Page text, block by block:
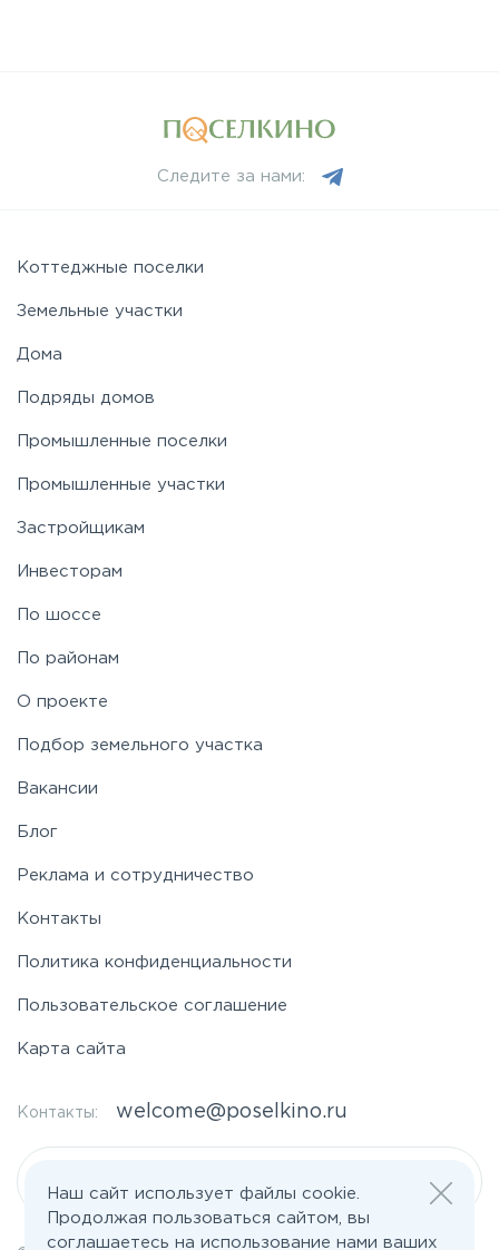
Следите за нами:
Коттеджные поселки
Земельные участки
Дома
Подряды домов
Промышленные поселки
Промышленные участки
Застройщикам
Инвесторам
По шоссе
По районам
О проекте
Подбор земельного участка
Вакансии
Блог
Реклама и сотрудничество
Контакты
Политика конфиденциальности
Пользовательское соглашение
Карта сайта
Контакты: welcome@poselkino.ru
Наш сайт использует файлы cookie.
Продолжая пользоваться сайтом, вы
соглашаетесь на использование нами ваших